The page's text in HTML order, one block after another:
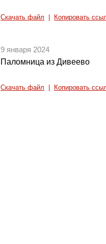
Скачать файл Копировать
9 января 2024
Паломница из Дивеево
Скачать файл Копировать